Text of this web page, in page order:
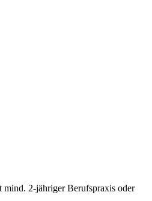
mind. 2-jähriger Berufspraxis oder